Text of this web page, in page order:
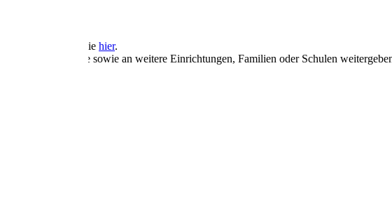
Dann klicken Sie hier.
und Jugendliche sowie an weitere Einrichtungen, Familien oder Schulen